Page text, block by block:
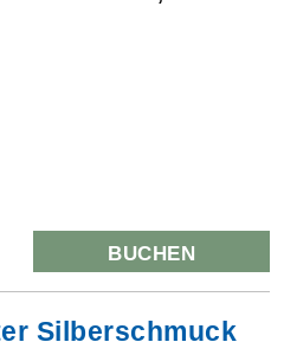
BUCHEN
Silberschmuck